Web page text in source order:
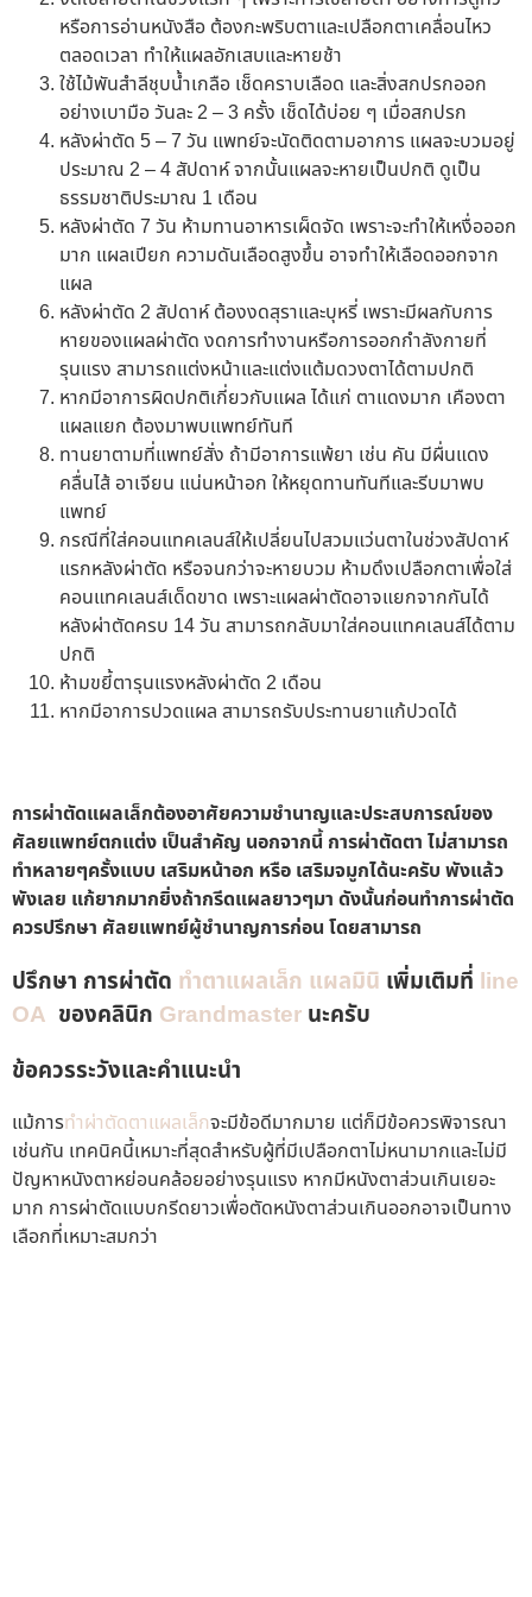
หรือการอ่านหนังสือ ต้องกะพริบตาและเปลือกตาเคลื่อนไหว
ตลอดเวลา ทำให้แผลอักเสบและหายช้า
ใช้ไม้พันสำลีชุบน้ำเกลือ เช็ดคราบเลือด และสิ่งสกปรกออก
อย่างเบามือ วันละ 2 – 3 ครั้ง เช็ดได้บ่อย ๆ เมื่อสกปรก
หลังผ่าตัด 5 – 7 วัน แพทย์จะนัดติดตามอาการ แผลจะบวมอยู่
ประมาณ 2 – 4 สัปดาห์ จากนั้นแผลจะหายเป็นปกติ ดูเป็น
ธรรมชาติประมาณ 1 เดือน
หลังผ่าตัด 7 วัน ห้ามทานอาหารเผ็ดจัด เพราะจะทำให้เหงื่อออก
มาก แผลเปียก ความดันเลือดสูงขึ้น อาจทำให้เลือดออกจาก
แผล
หลังผ่าตัด 2 สัปดาห์ ต้องงดสุราและบุหรี่ เพราะมีผลกับการ
หายของแผลผ่าตัด งดการทำงานหรือการออกกำลังกายที่
รุนแรง สามารถแต่งหน้าและแต่งแต้มดวงตาได้ตามปกติ
หากมีอาการผิดปกติเกี่ยวกับแผล ได้แก่ ตาแดงมาก เคืองตา
แผลแยก ต้องมาพบแพทย์ทันที
ทานยาตามที่แพทย์สั่ง ถ้ามีอาการแพ้ยา เช่น คัน มีผื่นแดง
คลื่นไส้ อาเจียน แน่นหน้าอก ให้หยุดทานทันทีและรีบมาพบ
แพทย์
กรณีที่ใส่คอนแทคเลนส์ให้เปลี่ยนไปสวมแว่นตาในช่วงสัปดาห์
แรกหลังผ่าตัด หรือจนกว่าจะหายบวม ห้ามดึงเปลือกตาเพื่อใส่
คอนแทคเลนส์เด็ดขาด เพราะแผลผ่าตัดอาจแยกจากกันได้
หลังผ่าตัดครบ 14 วัน สามารถกลับมาใส่คอนแทคเลนส์ได้ตาม
ปกติ
ห้ามขยี้ตารุนแรงหลังผ่าตัด 2 เดือน
หากมีอาการปวดแผล สามารถรับประทานยาแก้ปวดได้
การผ่าตัดแผลเล็กต้องอาศัยความชำนาญและประสบการณ์ของ
ศัลยแพทย์ตกแต่ง เป็นสำคัญ นอกจากนี้ การผ่าตัดตา ไม่สามารถ
ทำหลายๆครั้งแบบ เสริมหน้าอก หรือ เสริมจมูกได้นะครับ พังแล้ว
พังเลย แก้ยากมากยิ่งถ้ากรีดแผลยาวๆมา ดังนั้นก่อนทำการผ่าตัด
ควรปรึกษา ศัลยแพทย์ผู้ชำนาญการก่อน โดยสามารถ
ปรึกษา การผ่าตัด ทำตาแผลเล็ก แผลมินิ เพิ่มเติมที่ line
OA ของคลินิก Grandmaster นะครับ
ข้อควรระวังและคำแนะนำ
แม้การทำผ่าตัดตาแผลเล็กจะมีข้อดีมากมาย แต่ก็มีข้อควรพิจารณา
เช่นกัน เทคนิคนี้เหมาะที่สุดสำหรับผู้ที่มีเปลือกตาไม่หนามากและไม่มี
ปัญหาหนังตาหย่อนคล้อยอย่างรุนแรง หากมีหนังตาส่วนเกินเยอะ
มาก การผ่าตัดแบบกรีดยาวเพื่อตัดหนังตาส่วนเกินออกอาจเป็นทาง
เลือกที่เหมาะสมกว่า